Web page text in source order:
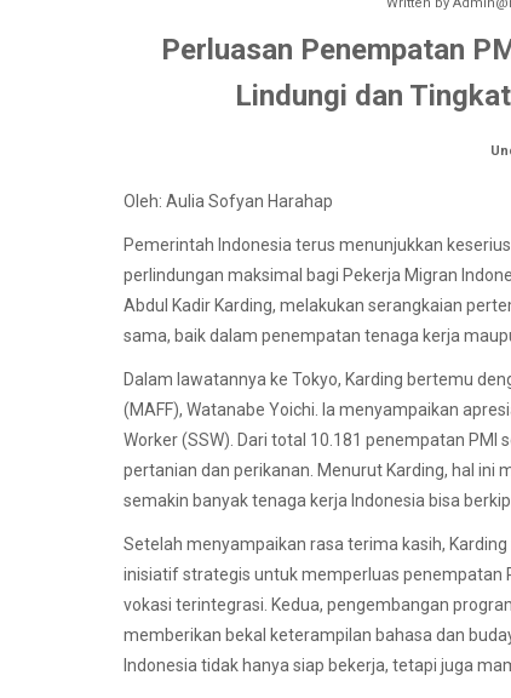
Perluasan Penempatan
Lindungi dan
Oleh: Aulia Sofyan Harahap
Pemerintah Indonesia terus menunjukkan
perlindungan maksimal bagi Pekerja Migran
Abdul Kadir Karding, melakukan serangkaian
sama, baik dalam penempatan tenaga kerja
Dalam lawatannya ke Tokyo, Karding bertemu
(MAFF), Watanabe Yoichi. Ia menyampaikan
Worker (SSW). Dari total 10.181 penempatan
pertanian dan perikanan. Menurut Karding, hal ini
semakin banyak tenaga kerja Indonesia bisa
Setelah menyampaikan rasa terima kasih,
inisiatif strategis untuk memperluas penempatan
vokasi terintegrasi. Kedua, pengembangan
memberikan bekal keterampilan bahasa dan
Indonesia tidak hanya siap bekerja, tetapi juga